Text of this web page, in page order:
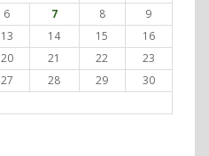
6 7 8
9
13 14 15
16
20 21 22
23
27 28 29
30